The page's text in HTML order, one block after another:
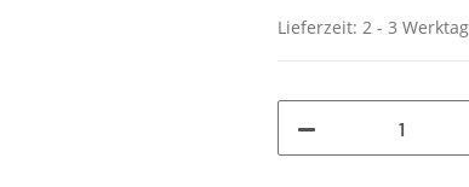
Lieferzeit: 2 - 3